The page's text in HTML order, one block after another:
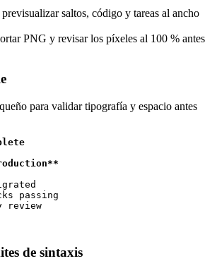
previsualizar saltos, código y tareas al ancho
PNG y revisar los píxeles al 100 % antes
para validar tipografía y espacio antes
review
de sintaxis